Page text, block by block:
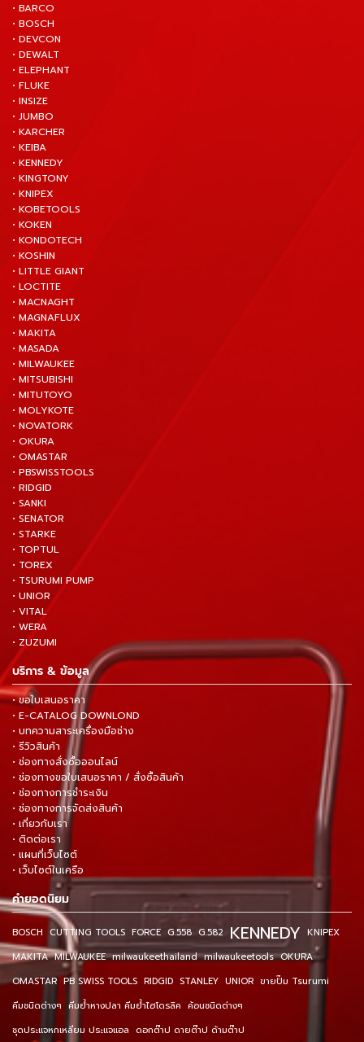
• BARCO
• BOSCH
• DEVCON
• DEWALT
• ELEPHANT
• FLUKE
• INSIZE
• JUMBO
• KARCHER
• KEIBA
• KENNEDY
• KINGTONY
• KNIPEX
• KOBETOOLS
• KOKEN
• KONDOTECH
• KOSHIN
• LITTLE GIANT
• LOCTITE
• MACNAGHT
• MAGNAFLUX
• MAKITA
• MASADA
• MILWAUKEE
• MITSUBISHI
• MITUTOYO
• MOLYKOTE
• NOVATORK
• OKURA
• OMASTAR
• PBSWISSTOOLS
• RIDGID
• SANKI
• SENATOR
• STARKE
• TOPTUL
• TOREX
• TSURUMI PUMP
• UNIOR
• VITAL
• WERA
• ZUZUMI
บริการ & ข้อมูล
• ขอใบเสนอราคา
• E-CATALOG DOWNLOND
• บทความสาระเครื่องมือช่าง
• รีวิวสินค้า
• ช่องทางสั่งซื้อออนไลน์
• ช่องทางขอใบเสนอราคา / สั่งซื้อสินค้า
• ช่องทางการชำระเงิน
• ช่องทางการจัดส่งสินค้า
• เกี่ยวกับเรา
• ติดต่อเรา
• แผนที่เว็บไซต์
• เว็บไซต์ในเครือ
คำยอดนิยม
BOSCH CUTTING TOOLS FORCE G.558 G.582 KENNEDY KNIPEX
MAKITA MILWAUKEE milwaukeethailand milwaukeetools OKURA
OMASTAR PB SWISS TOOLS RIDGID STANLEY UNIOR ขายปั๊ม Tsurumi
คีมชนิดต่างๆ คีมย้ำหางปลา คีมย้ำไฮโดรลิค ค้อนชนิดต่างๆ
ชุดประแจหกเหลี่ยม ประแจแอล ดอกต๊าป ดายต๊าป ด้ามต๊าป